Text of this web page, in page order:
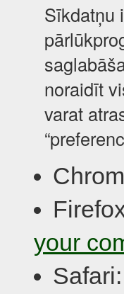
Sīkdatņu
noraidīt
varat
your